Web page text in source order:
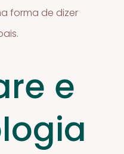
forma de dizer
e